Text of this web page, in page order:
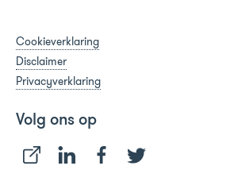
Cookieverklaring
Disclaimer
Privacyverklaring
Volg ons op